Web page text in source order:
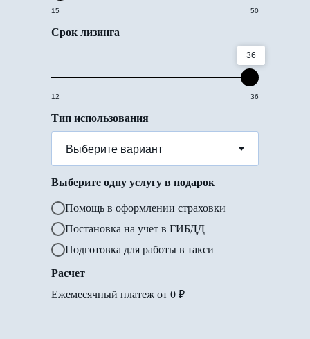
15 50
Срок лизинга
36
12 36
Тип использования
Выберите одну услугу в подарок
Помощь в оформлении страховки
Постановка на учет в ГИБДД
Подготовка для работы в такси
Расчет
Ежемесячный платеж от 0 ₽